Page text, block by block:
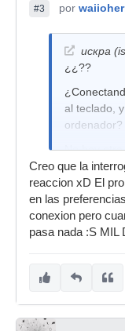
#3 por
искра
¿¿??
al teclado,
ordenador?
No hay
Creo que la
reaccion xD El
en las
conexion pero
pasa nada :S MIL